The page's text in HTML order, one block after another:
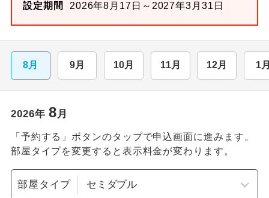
設定期間
2026年8月17日～2027年3月31日
8月 9月 10月 11月 12月 1
2026年 8月
「予約する」ボタンのタップで申込画面に進みます。
部屋タイプを変更すると表示料金が変わります。
部屋タイプ